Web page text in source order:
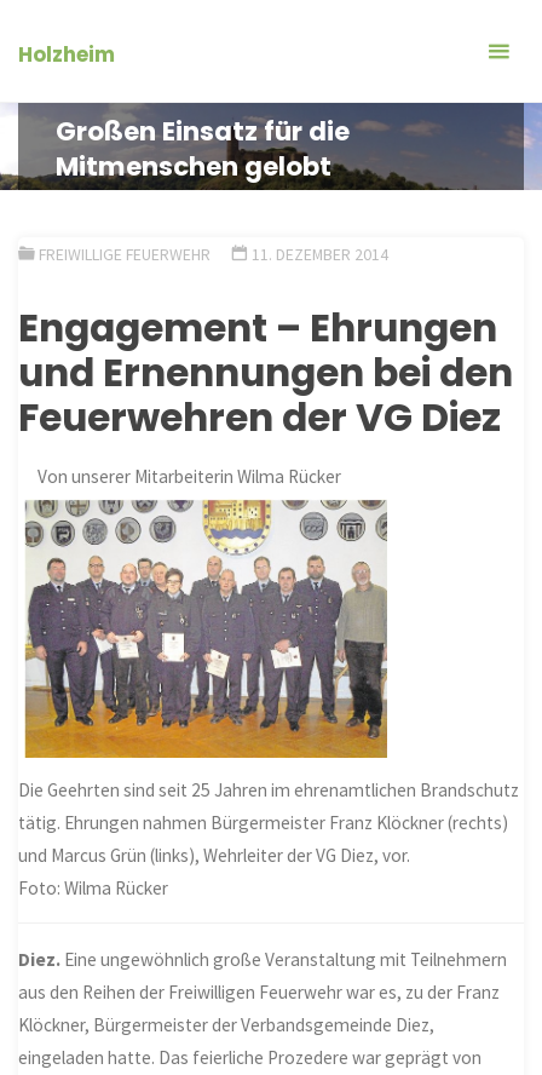
InhaltHolzheim
Großen Einsatz für die
Mitmenschen gelobt
FREIWILLIGE FEUERWEHR 11. DEZEMBER 2014
Engagement – Ehrungen
und Ernennungen bei den
Feuerwehren der VG Diez
Von unserer Mitarbeiterin Wilma Rücker
Die Geehrten sind seit 25 Jahren im ehrenamtlichen Brandschutz
tätig. Ehrungen nahmen Bürgermeister Franz Klöckner (rechts)
und Marcus Grün (links), Wehrleiter der VG Diez, vor.
Foto: Wilma Rücker
Diez. Eine ungewöhnlich große Veranstaltung mit Teilnehmern
aus den Reihen der Freiwilligen Feuerwehr war es, zu der Franz
Klöckner, Bürgermeister der Verbandsgemeinde Diez,
eingeladen hatte. Das feierliche Prozedere war geprägt von